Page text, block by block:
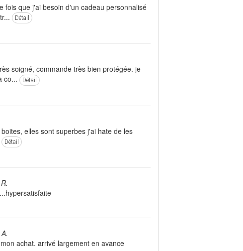
fois que j'ai besoin d'un cadeau personnalisé
Détail
soigné, commande très bien protégée. je
co...
Détail
elles sont superbes j'ai hate de les
Détail
achat. arrivé largement en avance